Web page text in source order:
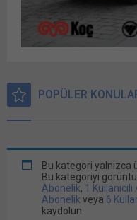
POPÜLER
Bu kategori yalnızca
Bu kategoriyi
Abonelik, 1
Abonelik veya 6
kaydolun.